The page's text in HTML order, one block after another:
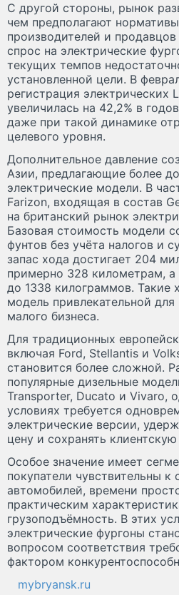
С другой стороны, рынок
чем предполагают
производителей и
спрос на электрические
текущих темпов
установленной цели. В
регистрация электрических
увеличилась на 42,2% в
даже при такой динамике
целевого уровня.
Дополнительное давление
Азии, предлагающие более
электрические модели. В
Farizon, входящая в состав
на британский рынок
Базовая стоимость модели
фунтов без учёта налогов и
запас хода достигает 204
примерно 328 километрам,
до 1338 килограммов. Такие
модель привлекательной
малого бизнеса.
Для традиционных
включая Ford, Stellantis и
становится более сложной.
популярные дизельные
Transporter, Ducato и Vivaro,
условиях требуется
электрические версии,
цену и сохранять клиентскую
Особое значение имеет
покупатели чувствительны к
автомобилей, времени
практическим
грузоподъёмность. В этих
электрические фургоны
вопросом соответствия
фактором
mybryansk.ru